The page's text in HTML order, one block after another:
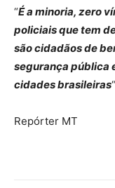
“É a minoria, zero
policiais que tem
são cidadãos de
segurança pública
cidades brasileiras
Repórter MT